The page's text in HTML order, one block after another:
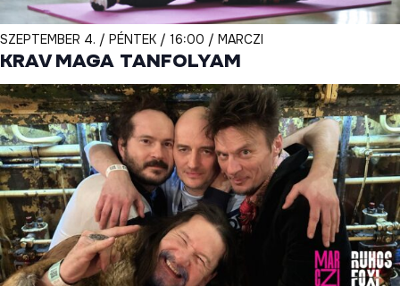
SZEPTEMBER 4. / PÉNTEK / 16:00 / MARCZI
KRAV MAGA TANFOLYAM